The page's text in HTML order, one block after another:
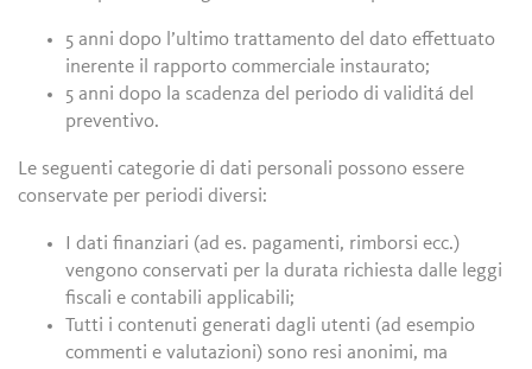
5 anni dopo l’ultimo trattamento del dato effettuato
inerente il rapporto commerciale instaurato;
5 anni dopo la scadenza del periodo di validitá del
preventivo.
Le seguenti categorie di dati personali possono essere
conservate per periodi diversi:
I dati finanziari (ad es. pagamenti, rimborsi ecc.)
vengono conservati per la durata richiesta dalle leggi
fiscali e contabili applicabili;
Tutti i contenuti generati dagli utenti (ad esempio
commenti e valutazioni) sono resi anonimi, ma